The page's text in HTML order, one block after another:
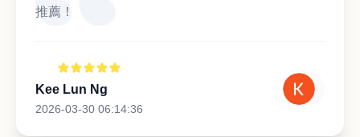
推薦！
Kee Lun Ng
2026-03-30 06:14:36